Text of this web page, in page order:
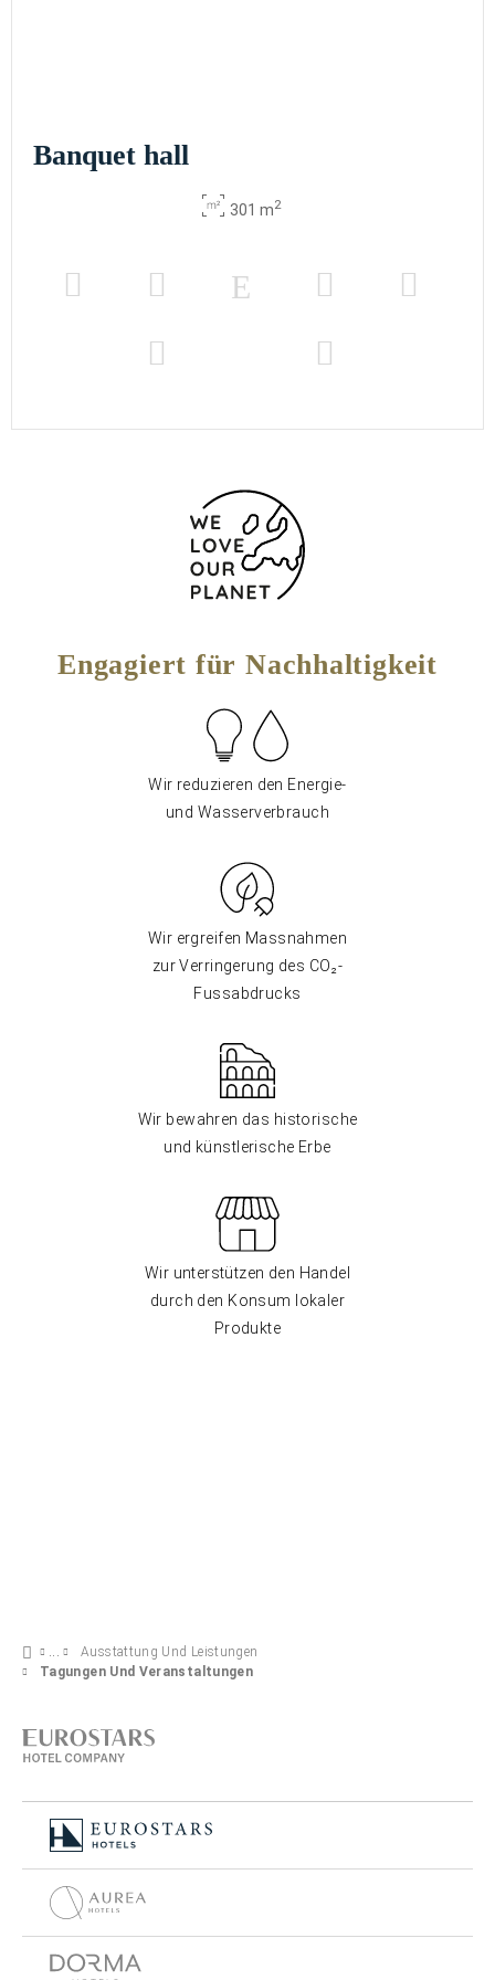
Banquet hall
301 m2
Engagiert für Nachhaltigkeit
Wir reduzieren den Energie-
und Wasserverbrauch
Wir ergreifen Massnahmen
zur Verringerung des CO₂-
Fussabdrucks
Wir bewahren das historische
und künstlerische Erbe
Wir unterstützen den Handel
durch den Konsum lokaler
Produkte
Ausstattung Und Leistungen
Tagungen Und Veranstaltungen